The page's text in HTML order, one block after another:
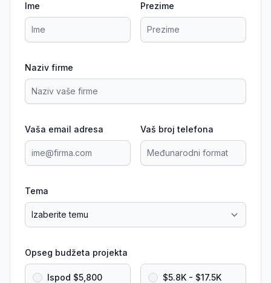
Ime Prezime
Naziv firme
Vaša email adresa Vaš broj telefona
Tema
Opseg budžeta projekta
Ispod $5,800 $5.8K - $17.5K